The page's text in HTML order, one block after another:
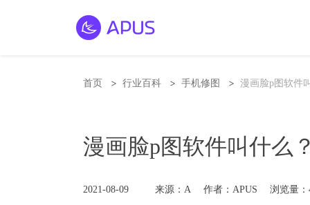
首页 > 行业百科 > 手机修图 > 漫画脸p图软件
漫画脸p图软件叫什么
2021-08-09 来源：A 作者：APUS 浏览量：